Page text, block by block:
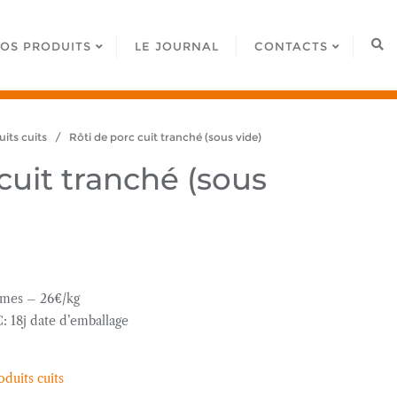
PRODUITS LE JOURNAL CONTACTS
cuits / Rôti de porc cuit tranché (sous vide)
tranché (sous
– 26€/kg
date d’emballage
cuits